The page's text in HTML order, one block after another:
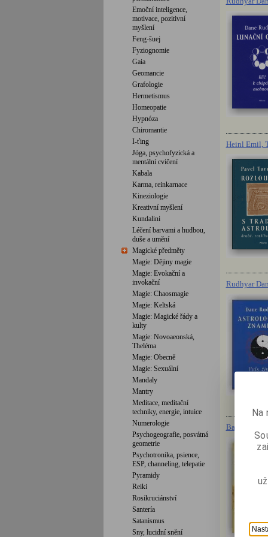
Emoční inteligence,
motivace, pozitivní
myšlení
Feng-šuej
Fyziognomie
Gaia
Geomancie
Grafologie
Hermetismus
Homeopatie
Hypnóza
Chiromantie
I-ťing
Jóga, psychofyzická a
mentální cvičení
Kabala
Karma, reinkarnace
Kineziologie
Kreativní myšlení
Kundalini
Léčení barvami a hudbou,
duše a umění
Magické předměty
Magie: Dějiny magie
Magie: Evokační a
invokační
Magie: Chaosmagie
Magie: Keltská
Magie: Magické řády a
kulty
Magie: Novoaeonská,
Theléma
Magie: Obecně
Magie: Sexuální
Mandaly
Mantry
Meditace, meditační
techniky, energie, intuice
Numerologie
Psychogeografie, posvátná
geometrie
Psychotronika, psience,
ESP, channeling, telepatie
Pyramidy
Reiki
Rosikruciánství
Santería
Satanismus
Sny, lucidní snění
Heinl Emil,
Rudhyar
Banzhaf
Na